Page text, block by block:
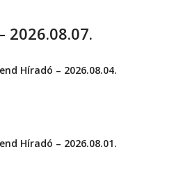
2026.08.07.
Híradó – 2026.08.04.
Híradó – 2026.08.01.